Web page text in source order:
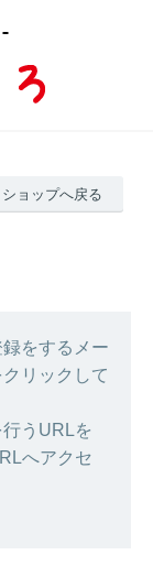
ショップへ戻る
をするメー
リックして
うURLを
へアクセ